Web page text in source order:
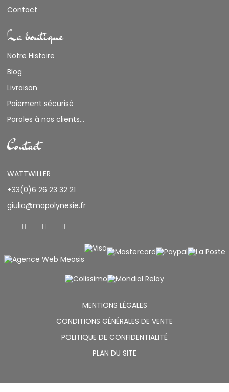
Contact
La boutique
Notre Histoire
Blog
Livraison
Paiement sécurisé
Paroles à nos clients...
Contact
WATTWILLER
+33(0)6 26 23 32 21
giulia@mapolynesie.fr
MENTIONS LÉGALES
CONDITIONS GÉNÉRALES DE VENTE
POLITIQUE DE CONFIDENTIALITÉ
PLAN DU SITE